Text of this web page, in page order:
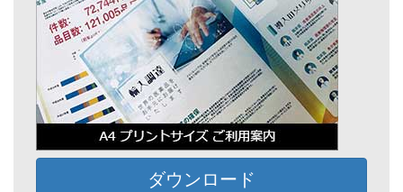
ダウンロード